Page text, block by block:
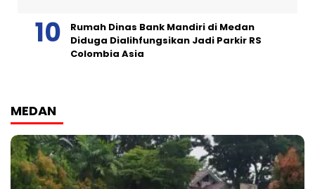
Rumah Dinas Bank Mandiri di Medan
Diduga Dialihfungsikan Jadi Parkir RS
Colombia Asia
MEDAN